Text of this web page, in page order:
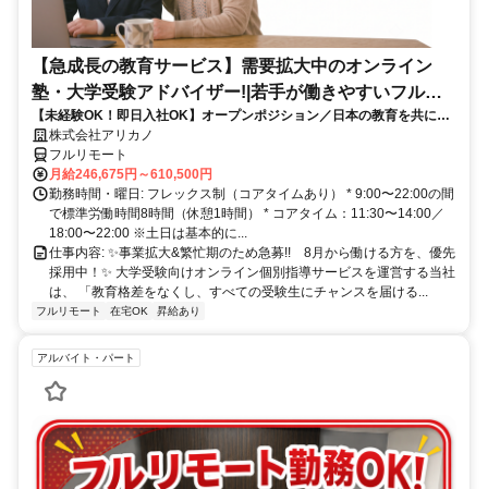
【急成長の教育サービス】需要拡大中のオンライン
塾・大学受験アドバイザー!|若手が働きやすいフルリ
モート勤務
【未経験OK！即日入社OK】オープンポジション／日本の教育を共に変
える仲間を募集します！
株式会社アリカノ
フルリモート
月給246,675円～610,500円
勤務時間・曜日: フレックス制（コアタイムあり） * 9:00〜22:00の間
で標準労働時間8時間（休憩1時間） * コアタイム：11:30〜14:00／
18:00〜22:00 ※土日は基本的に...
仕事内容: ✨️事業拡大&繁忙期のため急募!! 8月から働ける方を、優先
採用中！✨️ 大学受験向けオンライン個別指導サービスを運営する当社
は、 「教育格差をなくし、すべての受験生にチャンスを届ける...
フルリモート 在宅OK 昇給あり
アルバイト・パート